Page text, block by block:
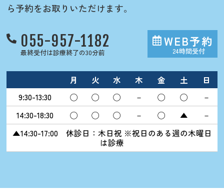
ら予約をお取りいただけます。
055-957-1182
最終受付は診療終了の30分前
WEB予約
24時間受付
月 火 水 木 金 土
日
9:30-13:30
◯ ◯ ◯ － ◯ ◯
－
14:30-18:30
◯ ◯ ◯ － ◯ ▲
－
▲14:30-17:00 休診日：木日祝 ※祝日のある週の木曜日
は診療